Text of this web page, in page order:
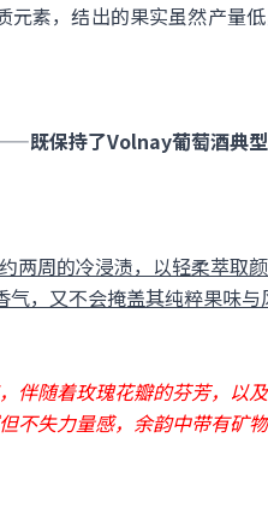
素，结出的果实虽然产量
——既保持了Volnay葡萄酒典
两周的冷浸渍，以轻柔萃取
，又不会掩盖其纯粹果味与
伴随着玫瑰花瓣的芬芳，以
失力量感，余韵中带有矿